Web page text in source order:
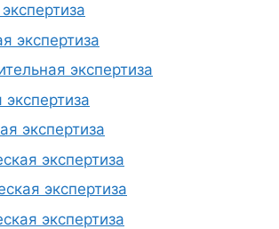
экспертиза
экспертиза
экспертиза
экспертиза
экспертиза
экспертиза